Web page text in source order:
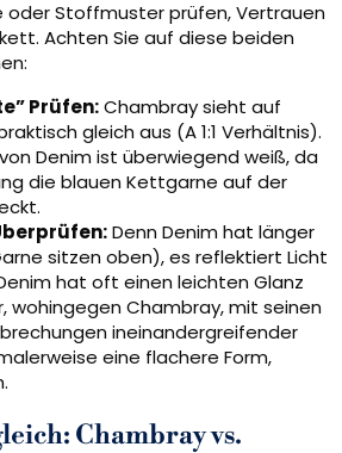
oder Stoffmuster prüfen, Vertrauen
Achten Sie auf diese beiden
Prüfen:Chambray sieht auf
gleich aus (A 1:1 Verhältnis).
Denim ist überwiegend weiß, da
die blauen Kettgarne auf der
Denn Denim hat länger
sitzen oben), es reflektiert Licht
hat oft einen leichten Glanz
wohingegen Chambray, mit seinen
ineinandergreifender
eine flachere Form,
Chambray vs.